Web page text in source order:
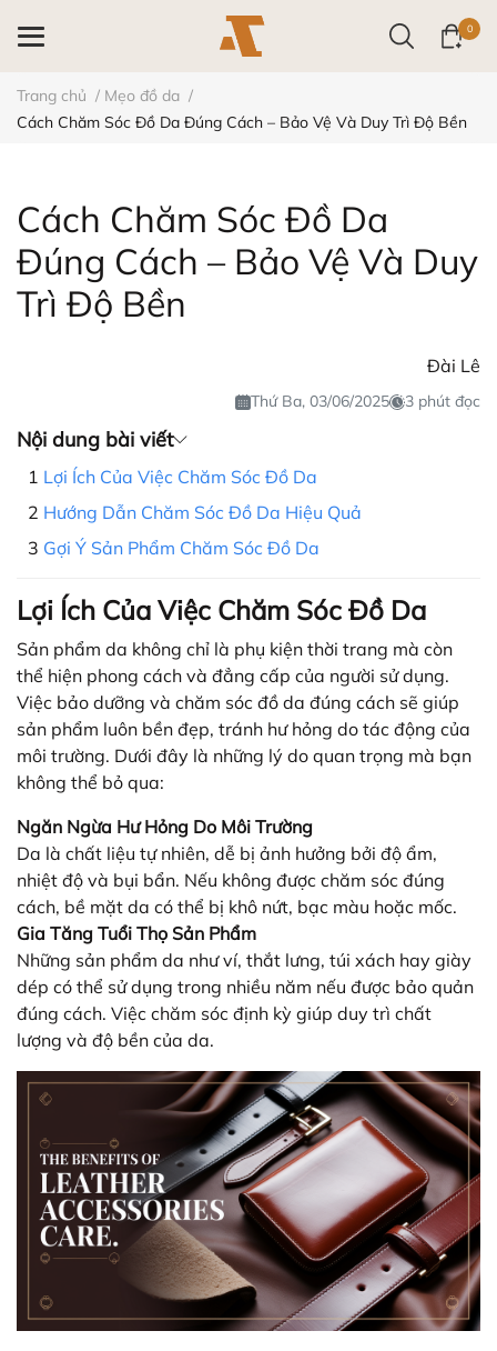
0
Trang chủ / Mẹo đồ da /
Cách Chăm Sóc Đồ Da Đúng Cách – Bảo Vệ Và Duy Trì Độ Bền
Cách Chăm Sóc Đồ Da
Đúng Cách – Bảo Vệ Và Duy
Trì Độ Bền
Đài Lê
Thứ Ba, 03/06/2025 3 phút đọc
Nội dung bài viết
Lợi Ích Của Việc Chăm Sóc Đồ Da
Hướng Dẫn Chăm Sóc Đồ Da Hiệu Quả
Gợi Ý Sản Phẩm Chăm Sóc Đồ Da
Lợi Ích Của Việc Chăm Sóc Đồ Da
Sản phẩm da không chỉ là phụ kiện thời trang mà còn
thể hiện phong cách và đẳng cấp của người sử dụng.
Việc bảo dưỡng và chăm sóc đồ da đúng cách sẽ giúp
sản phẩm luôn bền đẹp, tránh hư hỏng do tác động của
môi trường. Dưới đây là những lý do quan trọng mà bạn
không thể bỏ qua:
Ngăn Ngừa Hư Hỏng Do Môi Trường
Da là chất liệu tự nhiên, dễ bị ảnh hưởng bởi độ ẩm,
nhiệt độ và bụi bẩn. Nếu không được chăm sóc đúng
cách, bề mặt da có thể bị khô nứt, bạc màu hoặc mốc.
Gia Tăng Tuổi Thọ Sản Phẩm
Những sản phẩm da như ví, thắt lưng, túi xách hay giày
dép có thể sử dụng trong nhiều năm nếu được bảo quản
đúng cách. Việc chăm sóc định kỳ giúp duy trì chất
lượng và độ bền của da.